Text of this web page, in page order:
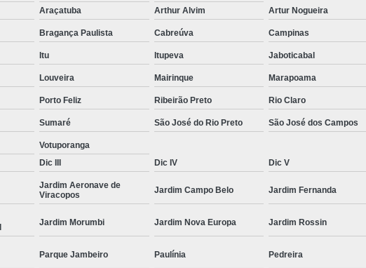
Moda Casual Masculina
Moda
Moda Masculina Camisa
Moda Masculina
Moda Masculina Inverno
Moda
Moda Social Masculina
Roupas
Roupas Masculinas
Roupas Masculinas
Roupas Masculinas Estilosas
Roupas Masculinas Plus Size
Roupas
Araçatuba Arthur Alvim Artur Nogueira
Bragança Paulista Cabreúva Campinas
Itu Itupeva Jaboticabal
Louveira Mairinque Marapoama
Porto Feliz Ribeirão Preto Rio Claro
Sumaré São José do Rio Preto São José dos Campos
Votuporanga
Dic III Dic IV Dic V
Jardim Aeronave de
Viracopos
Jardim Campo Belo Jardim Fernanda
Jardim Morumbi Jardim Nova Europa Jardim Rossin
Parque Jambeiro Paulínia Pedreira